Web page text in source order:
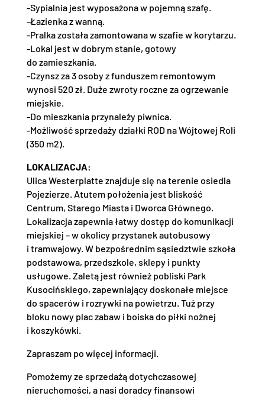
-Sypialnia jest wyposażona w pojemną szafę.
-Łazienka z wanną.
-Pralka została zamontowana w szafie w korytarzu.
-Lokal jest w dobrym stanie, gotowy
do zamieszkania.
-Czynsz za 3 osoby z funduszem remontowym
wynosi 520 zł. Duże zwroty roczne za ogrzewanie
miejskie.
-Do mieszkania przynależy piwnica.
-Możliwość sprzedaży działki ROD na Wójtowej Roli
(350 m2).
LOKALIZACJA:
Ulica Westerplatte znajduje się na terenie osiedla
Pojezierze. Atutem położenia jest bliskość
Centrum, Starego Miasta i Dworca Głównego.
Lokalizacja zapewnia łatwy dostęp do komunikacji
miejskiej – w okolicy przystanek autobusowy
i tramwajowy. W bezpośrednim sąsiedztwie szkoła
podstawowa, przedszkole, sklepy i punkty
usługowe. Zaletą jest również pobliski Park
Kusocińskiego, zapewniający doskonałe miejsce
do spacerów i rozrywki na powietrzu. Tuż przy
bloku nowy plac zabaw i boiska do piłki nożnej
i koszykówki.
Zapraszam po więcej informacji.
Pomożemy ze sprzedażą dotychczasowej
nieruchomości, a nasi doradcy finansowi